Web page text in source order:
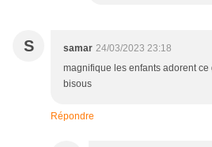
S samar 24/03/2023 23:18
magnifique les enfants adorent
bisous
Répondre